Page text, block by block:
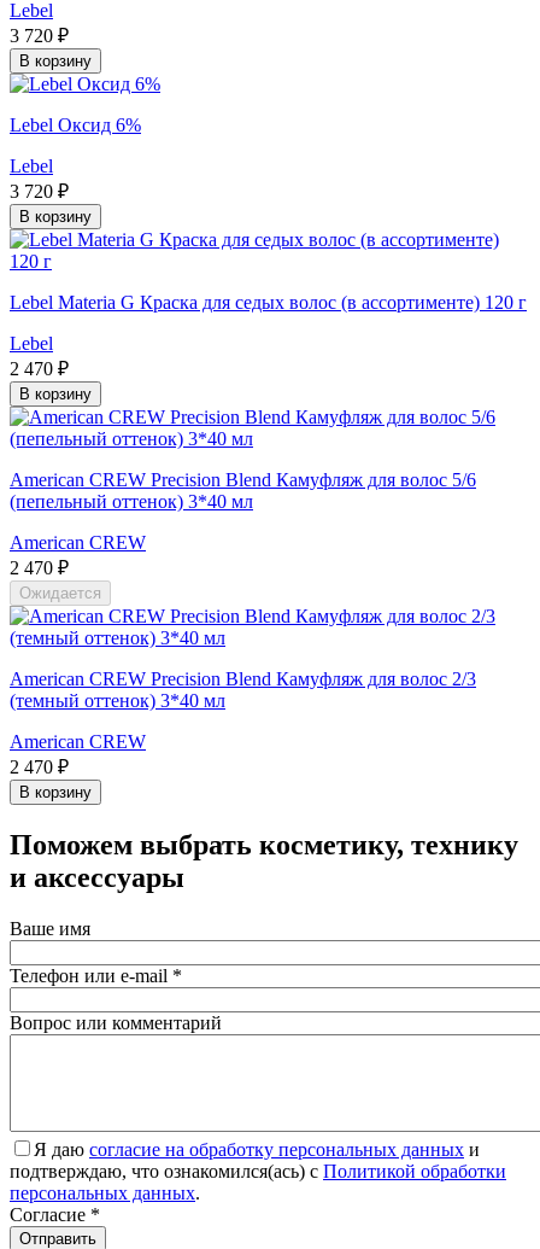
Lebel
3 720 ₽
В корзину
Lebel Оксид 6%
Lebel
3 720 ₽
В корзину
Lebel Materia G Краска для седых волос (в ассортименте) 120 г
Lebel
2 470 ₽
В корзину
American CREW Precision Blend Камуфляж для волос 5/6
(пепельный оттенок) 3*40 мл
American CREW
2 470 ₽
Ожидается
American CREW Precision Blend Камуфляж для волос 2/3
(темный оттенок) 3*40 мл
American CREW
2 470 ₽
В корзину
Поможем выбрать косметику, технику
и аксессуары
Ваше имя
Телефон или e-mail *
Вопрос или комментарий
Я даю согласие на обработку персональных данных и
подтверждаю, что ознакомился(ась) с Политикой обработки
персональных данных.
Согласие *
Отправить